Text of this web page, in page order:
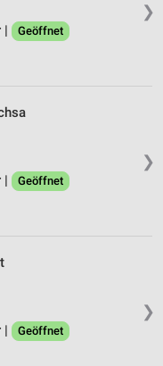
❯
|
Geöffnet
❯
|
Geöffnet
❯
|
Geöffnet